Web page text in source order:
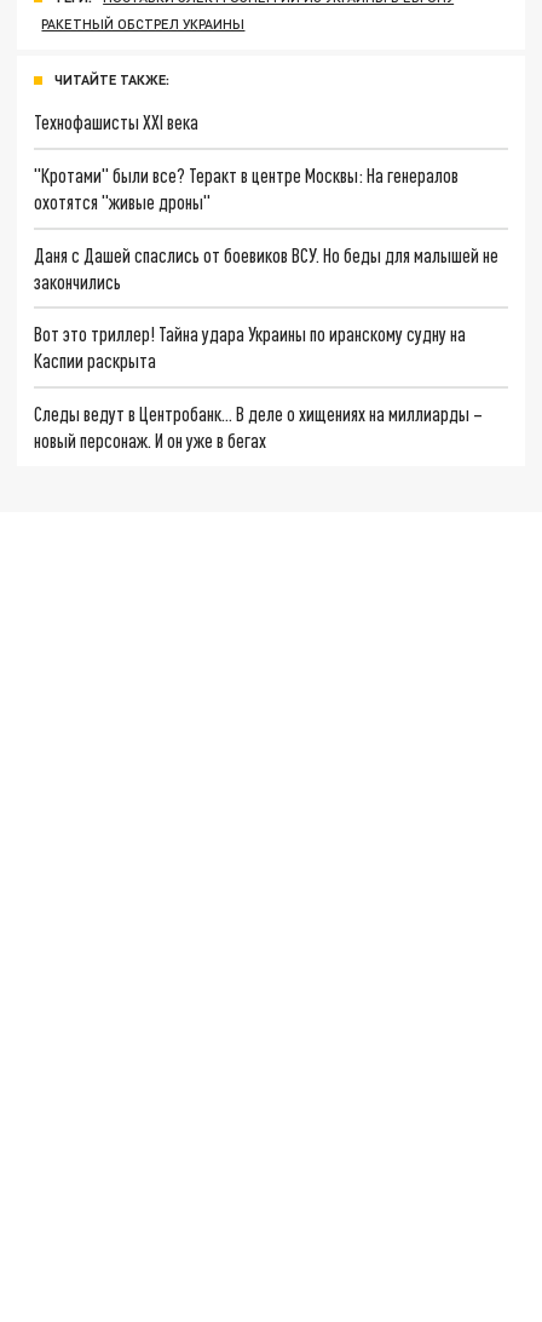
РАКЕТНЫЙ ОБСТРЕЛ УКРАИНЫ
ЧИТАЙТЕ ТАКЖЕ:
Технофашисты XXI века
"Кротами" были все? Теракт в центре Москвы: На генералов
охотятся "живые дроны"
Даня с Дашей спаслись от боевиков ВСУ. Но беды для малышей не
закончились
Вот это триллер! Тайна удара Украины по иранскому судну на
Каспии раскрыта
Следы ведут в Центробанк… В деле о хищениях на миллиарды –
новый персонаж. И он уже в бегах